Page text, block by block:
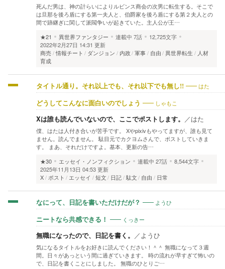
死んだ男は、神の計らいによりルビンス商会の次男に転生する。そこで
は旦那を後ろ盾にする第一夫人と、伯爵家を後ろ盾にする第２夫人との
間で跡継ぎに関して派閥争いが起きていた。主人公が王…
★21
異世界ファンタジー 連載中 7話
12,725文字
2022年2月27日 14:31 更新
商売 情報チート ダンジョン 内政 軍事 自由 異世界転生
人材
育成
タイトル通り。それ以上でも、それ以下でも無し!! はた
どうしてこんなに面白いのでしょう しゃもこ
Xは誰も読んでいないので、ここでポストします。 ／はた
僕、はたは人付き合いが苦手です。 Xやpixivもやってますが、誰も見て
ません。読んでません。 駄目元でカクヨムさんで、ポストしていきま
す。 まあ、それだけですよ。基本、更新の告…
★30
エッセイ・ノンフィクション 連載中 27話
8,544文字
2025年11月13日 04:53 更新
X
ポスト エッセイ 短文 日記 駄文 自由 日常
なにって、日記を書いただけだが？ ようひ
ニートなら共感できる！ くっきー
無職になったので、日記を書く。 ／ようひ
気になるタイトルをお好きに読んでください！＾＾ 無職になって３週
間。日々があっという間に過ぎていきます。 時の流れが早すぎて怖いの
で、日記を書くことにしました。 無職のひとりご…